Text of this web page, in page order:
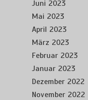
Juni 2023
Mai 2023
April 2023
März 2023
Februar 2023
Januar 2023
Dezember 2022
November 2022